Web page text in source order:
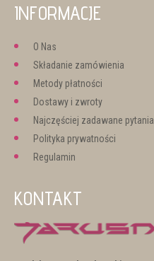
INFORMACJE
O Nas
Składanie zamówienia
Metody płatności
Dostawy i zwroty
Najczęściej zadawane pytania
Polityka prywatności
Regulamin
KONTAKT